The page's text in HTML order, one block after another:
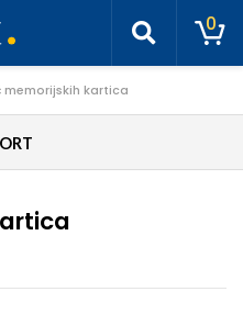
0
memorijskih kartica